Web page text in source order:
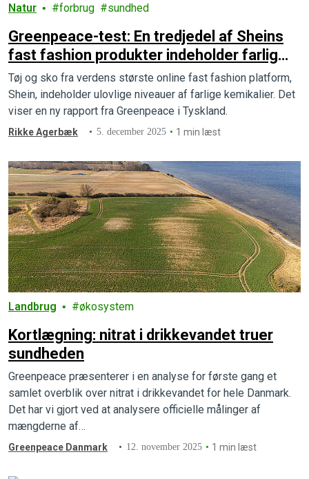
Natur forbrug sundhed
Greenpeace-test: En tredjedel af Sheins
fast fashion produkter indeholder farlig
kemi
Tøj og sko fra verdens største online fast fashion platform,
Shein, indeholder ulovlige niveauer af farlige kemikalier. Det
viser en ny rapport fra Greenpeace i Tyskland.
Rikke Agerbæk 5. december 2025 1 min læst
Landbrug økosystem
Kortlægning: nitrat i drikkevandet truer
sundheden
Greenpeace præsenterer i en analyse for første gang et
samlet overblik over nitrat i drikkevandet for hele Danmark.
Det har vi gjort ved at analysere officielle målinger af
mængderne af…
Greenpeace Danmark 12. november 2025 1 min læst